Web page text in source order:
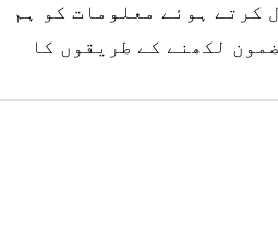
کرتے ہوئے معلومات کو ہم
لکھنے کے طریقوں کا